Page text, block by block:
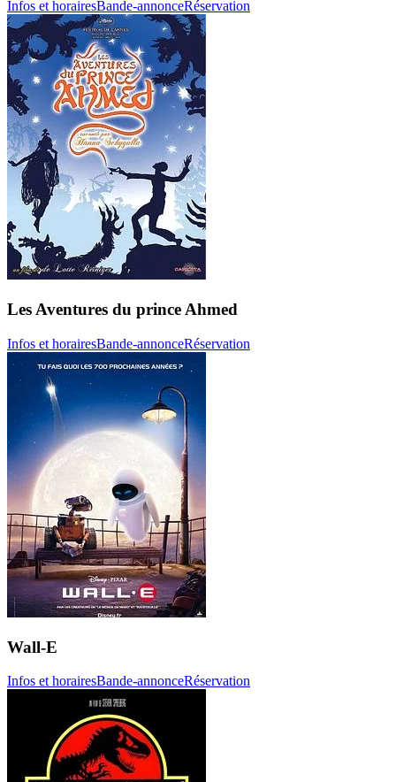
Infos et horairesBande-annonceRéservation
Les Aventures du prince Ahmed
Infos et horairesBande-annonceRéservation
Wall-E
Infos et horairesBande-annonceRéservation